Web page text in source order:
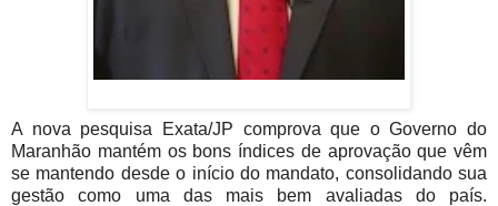
A nova pesquisa Exata/JP comprova que o Governo do
Maranhão mantém os bons índices de aprovação que vêm
se mantendo desde o início do mandato, consolidando sua
gestão como uma das mais bem avaliadas do país.